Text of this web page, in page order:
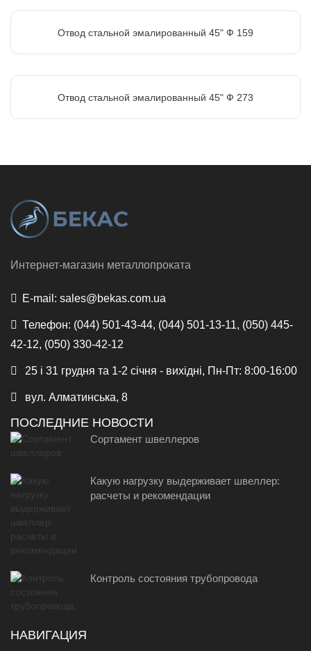
Отвод стальной эмалированный 45" Ф 159
Отвод стальной эмалированный 45" Ф 273
Интернет-магазин металлопроката
E-mail: sales@bekas.com.ua
Телефон: (044) 501-43-44, (044) 501-13-11, (050) 445-
42-12, (050) 330-42-12
25 і 31 грудня та 1-2 січня - вихідні, Пн-Пт: 8:00-16:00
вул. Алматинська, 8
ПОСЛЕДНИЕ НОВОСТИ
Сортамент швеллеров
Какую нагрузку выдерживает швеллер:
расчеты и рекомендации
Контроль состояния трубопровода
НАВИГАЦИЯ